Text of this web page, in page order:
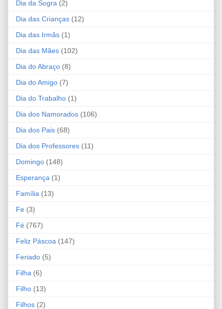
Dia da Sogra (2)
Dia das Crianças (12)
Dia das Irmãs (1)
Dia das Mães (102)
Dia do Abraço (8)
Dia do Amigo (7)
Dia do Trabalho (1)
Dia dos Namorados (106)
Dia dos Pais (68)
Dia dos Professores (11)
Domingo (148)
Esperança (1)
Família (13)
Fe (3)
Fé (767)
Feliz Páscoa (147)
Feriado (5)
Filha (6)
Filho (13)
Filhos (2)